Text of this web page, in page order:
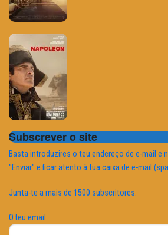
Subscrever o site
Basta introduzires o teu endereço de e-mail e
"Enviar" e ficar atento à tua caixa de e-mail
Junta-te a mais de 1500 subscritores.
O teu email